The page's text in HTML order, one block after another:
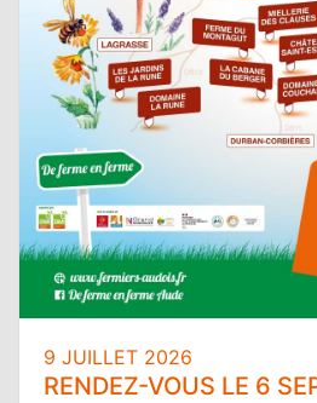
9 JUILLET 2026
RENDEZ-VOUS LE 6